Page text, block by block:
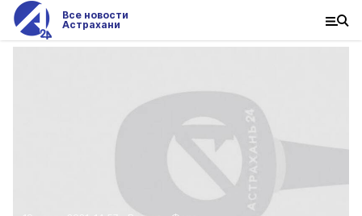
Все новости
Астрахани